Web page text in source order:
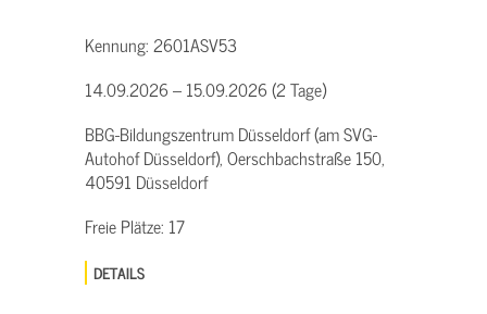
Kennung:2601ASV53
14.09.2026 – 15.09.2026 (2 Tage)
BBG-Bildungszentrum Düsseldorf (am SVG-
Autohof Düsseldorf), Oerschbachstraße 150,
40591 Düsseldorf
Freie Plätze: 17
DETAILS